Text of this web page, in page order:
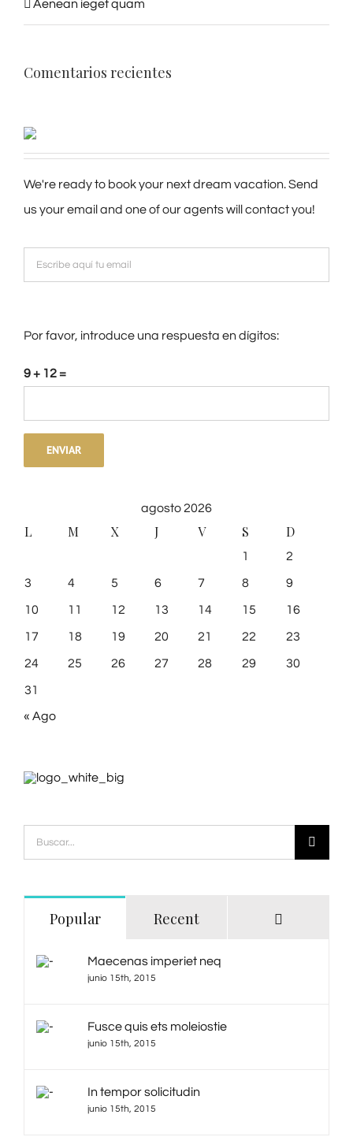
Aenean ieget quam
Comentarios recientes
We're ready to book your next dream vacation. Send
us your email and one of our agents will contact you!
Por favor, introduce una respuesta en dígitos:
9 + 12 =
agosto 2026
L M X J V S D
1 2
3 4 5 6 7 8 9
10 11 12 13 14 15 16
17 18 19 20 21 22 23
24 25 26 27 28 29 30
31
« Ago
Buscar:
Popular Recent
Maecenas imperiet neq
junio 15th, 2015
Fusce quis ets moleiostie
junio 15th, 2015
In tempor solicitudin
junio 15th, 2015